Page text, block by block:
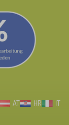
AT HR
IT